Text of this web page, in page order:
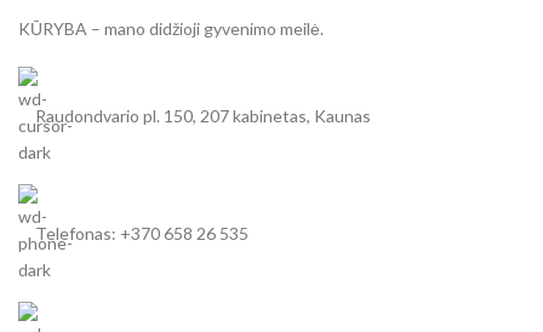
KŪRYBA – mano didžioji gyvenimo meilė.
Raudondvario pl. 150, 207 kabinetas, Kaunas
Telefonas: +370 658 26 535